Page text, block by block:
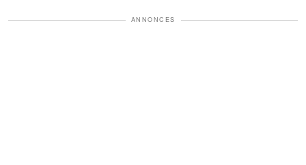
ANNONCES